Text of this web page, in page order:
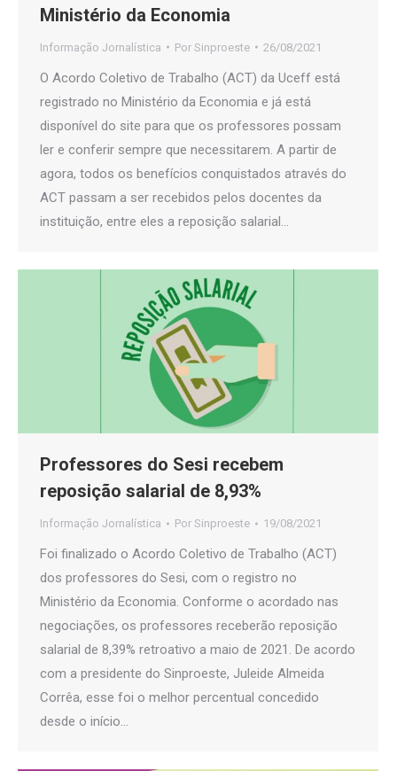
Ministério da Economia
Informação Jornalística Por Sinproeste 26/08/2021
O Acordo Coletivo de Trabalho (ACT) da Uceff está
registrado no Ministério da Economia e já está
disponível do site para que os professores possam
ler e conferir sempre que necessitarem. A partir de
agora, todos os benefícios conquistados através do
ACT passam a ser recebidos pelos docentes da
instituição, entre eles a reposição salarial…
Professores do Sesi recebem
reposição salarial de 8,93%
Informação Jornalística Por Sinproeste 19/08/2021
Foi finalizado o Acordo Coletivo de Trabalho (ACT)
dos professores do Sesi, com o registro no
Ministério da Economia. Conforme o acordado nas
negociações, os professores receberão reposição
salarial de 8,39% retroativo a maio de 2021. De acordo
com a presidente do Sinproeste, Juleide Almeida
Corrêa, esse foi o melhor percentual concedido
desde o início…